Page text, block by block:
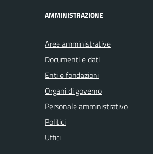
AMMINISTRAZIONE
Aree amministrative
Documenti e dati
Enti e fondazioni
Organi di governo
Personale amministrativo
Politici
Uffici